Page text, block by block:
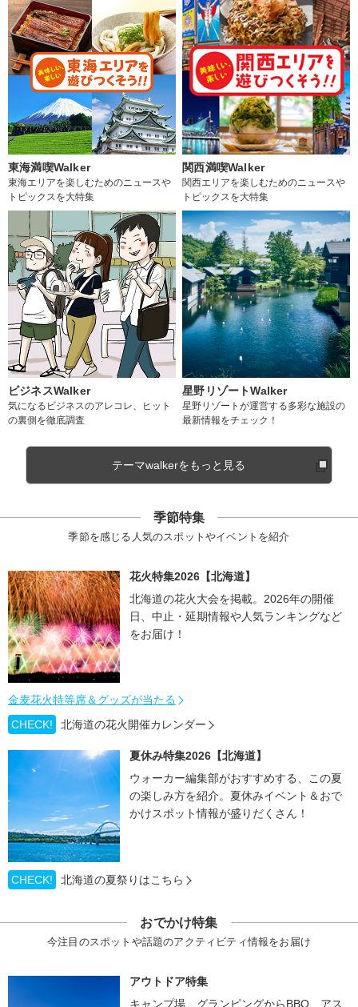
東海満喫Walker
東海エリアを楽しむためのニュースや
トピックスを大特集
関西満喫Walker
関西エリアを楽しむためのニュースや
トピックスを大特集
ビジネスWalker
気になるビジネスのアレコレ、ヒット
の裏側を徹底調査
星野リゾートWalker
星野リゾートが運営する多彩な施設の
最新情報をチェック！
テーマwalkerをもっと見る
季節特集
季節を感じる人気のスポットやイベントを紹介
花火特集2026【北海道】
北海道の花火大会を掲載。2026年の開催
日、中止・延期情報や人気ランキングなど
をお届け！
金麦花火特等席＆グッズが当たる
CHECK!
北海道の花火開催カレンダー
夏休み特集2026【北海道】
ウォーカー編集部がおすすめする、この夏
の楽しみ方を紹介。夏休みイベント＆おで
かけスポット情報が盛りだくさん！
CHECK! 北海道の夏祭りはこちら
おでかけ特集
今注目のスポットや話題のアクティビティ情報をお届け
アウトドア特集
キャンプ場、グランピングからBBQ、アス